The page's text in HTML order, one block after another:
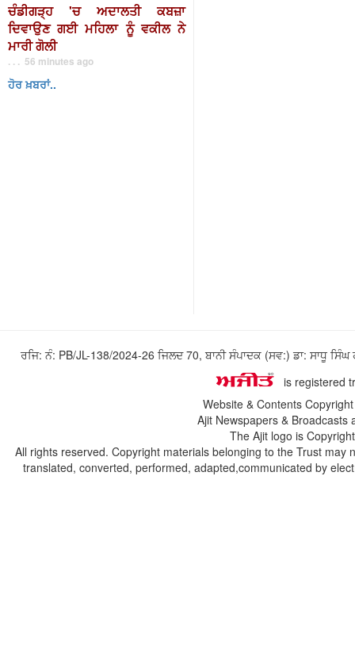
ਚੰਡੀਗੜ੍ਹ 'ਚ ਅਦਾਲਤੀ ਕਬਜ਼ਾ
ਦਿਵਾਉਣ ਗਈ ਮਹਿਲਾ ਨੂੰ ਵਕੀਲ ਨੇ
ਮਾਰੀ ਗੋਲੀ
. . . 56 minutes ago
ਹੋਰ ਖ਼ਬਰਾਂ..
ਰਜਿ: ਨੰ: PB/JL-138/2024-26 ਜਿਲਦ 70, ਬਾਨੀ ਸੰਪਾਦਕ (ਸਵ:) ਡਾ: ਸਾਧੂ
is registered
Website & Contents
Ajit Newspapers &
The Ajit logo is
All rights reserved. Copyright materials belonging to the Trust
translated, converted, performed, adapted,communicated by